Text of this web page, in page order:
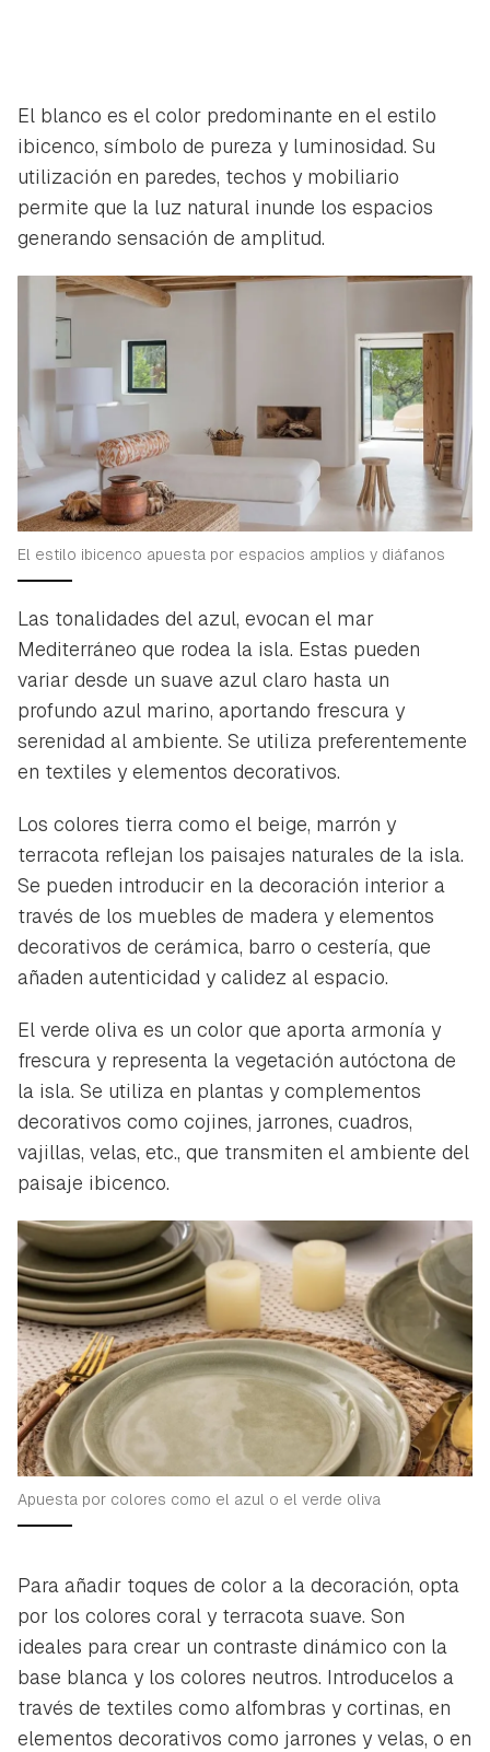
El blanco es el color predominante en el estilo
ibicenco, símbolo de pureza y luminosidad. Su
utilización en paredes, techos y mobiliario
permite que la luz natural inunde los espacios
generando sensación de amplitud.
El estilo ibicenco apuesta por espacios amplios y diáfanos
Las tonalidades del azul, evocan el mar
Mediterráneo que rodea la isla. Estas pueden
variar desde un suave azul claro hasta un
profundo azul marino, aportando frescura y
serenidad al ambiente. Se utiliza preferentemente
en textiles y elementos decorativos.
Los colores tierra como el beige, marrón y
terracota reflejan los paisajes naturales de la isla.
Se pueden introducir en la decoración interior a
través de los muebles de madera y elementos
decorativos de cerámica, barro o cestería, que
añaden autenticidad y calidez al espacio.
El verde oliva es un color que aporta armonía y
frescura y representa la vegetación autóctona de
la isla. Se utiliza en plantas y complementos
decorativos como cojines, jarrones, cuadros,
vajillas, velas, etc., que transmiten el ambiente del
paisaje ibicenco.
Apuesta por colores como el azul o el verde oliva
Para añadir toques de color a la decoración, opta
por los colores coral y terracota suave. Son
ideales para crear un contraste dinámico con la
base blanca y los colores neutros. Introducelos a
través de textiles como alfombras y cortinas, en
elementos decorativos como jarrones y velas, o en